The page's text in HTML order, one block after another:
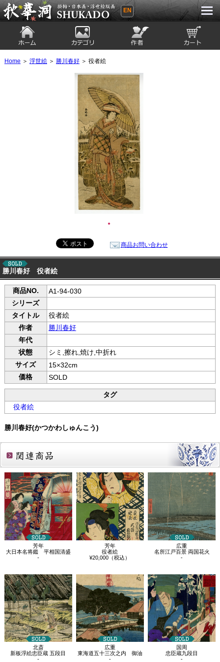
秋華洞 SHUKADO 掛軸・日本画・浮世
EN
Home ＞ 浮世絵＞ 勝川春好＞ 役者絵
●
商品お問い合わせ
勝川春好 役者絵
商品NO.
A1-94-030
シリーズ
タイトル
役者絵
作者
勝川春好
年代
状態
シミ,擦れ,焼け,中折れ
サイズ
15×32cm
価格
SOLD
タグ
役者絵
勝川春好(かつかわしゅんこう)
関連商品
芳年
大日本名将鑑 平相国清盛
-
芳年
役者絵
¥20,000（税込）
広重
名所江戸百景 両国花火
-
北斎
新板浮絵忠臣蔵 五段目
-
広重
東海道五十三次之内 御油
-
国周
忠臣蔵九段目
-